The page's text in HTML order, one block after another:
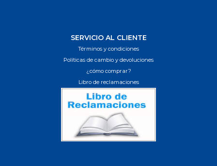
SERVICIO AL CLIENTE
Términos y condiciones
Políticas de cambio y devoluciones
¿cómo comprar?
Libro de reclamaciones